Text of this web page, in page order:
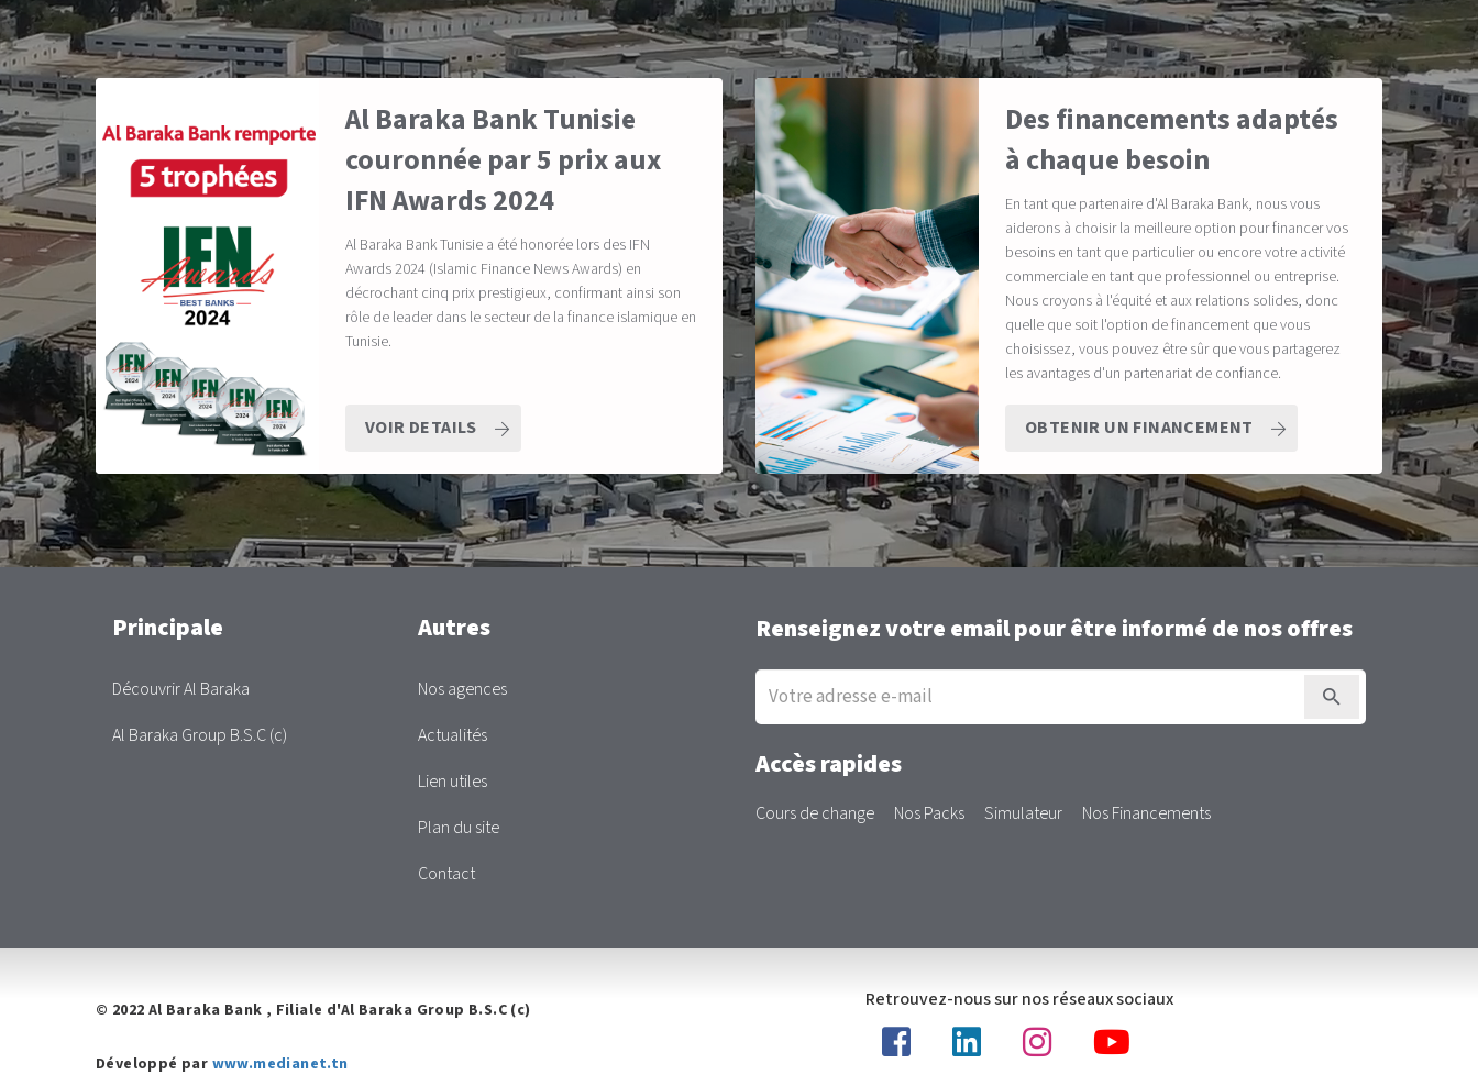
Al Baraka Bank Tunisie
couronnée par 5 prix aux
IFN Awards 2024
Al Baraka Bank Tunisie a été honorée lors des IFN
Awards 2024 (Islamic Finance News Awards) en
décrochant cinq prix prestigieux, confirmant ainsi son
rôle de leader dans le secteur de la finance islamique en
Tunisie.
VOIR DETAILS
Des financements adaptés
à chaque besoin
En tant que partenaire d'Al Baraka Bank, nous vous
aiderons à choisir la meilleure option pour financer vos
besoins en tant que particulier ou encore votre activité
commerciale en tant que professionnel ou entreprise.
Nous croyons à l'équité et aux relations solides, donc
quelle que soit l'option de financement que vous
choisissez, vous pouvez être sûr que vous partagerez
les avantages d'un partenariat de confiance.
OBTENIR UN FINANCEMENT
Main
Principale
Découvrir Al Baraka
Al Baraka Group B.S.C (c)
Autres
Nos agences
Actualités
Lien utiles
Plan du site
Contact
Renseignez votre email pour être informé de nos offres
Inscription
la
newsletter
Accès rapides
Cours de change Nos Packs Simulateur Nos Financements
© 2022 Al Baraka Bank , Filiale d'Al Baraka Group B.S.C (c)
Développé par www.medianet.tn
Retrouvez-nous sur nos réseaux sociaux